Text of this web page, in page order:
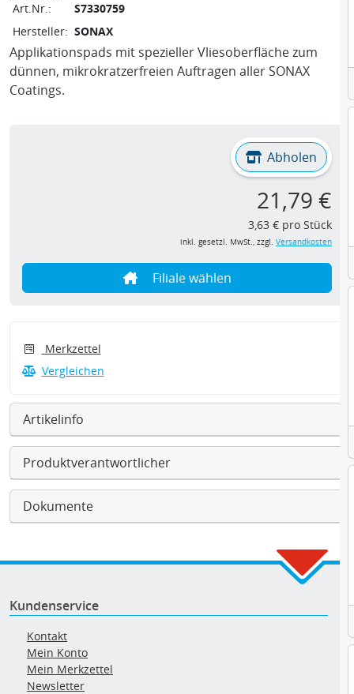
Art.Nr.:
S7330759
Hersteller: SONAX
Applikationspads mit spezieller Vliesoberfläche zum
dünnen, mikrokratzerfreien Auftragen aller SONAX
Coatings.
Abholen
21,79 €
3,63 € pro Stück
inkl. gesetzl. MwSt., zzgl. Versandkosten
Filiale wählen
Merkzettel
Vergleichen
Artikelinfo
Produktverantwortlicher
Dokumente
Kundenservice
Kontakt
Mein Konto
Mein Merkzettel
Newsletter